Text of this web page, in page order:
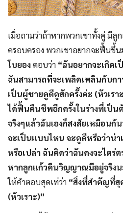
เมื่อถามว่าถ้าหากพวกเขาทั้งคู่ มี
ครอบครอง พวกเขาอยากจะฟื้นขึ้
โบยองตอบว่า “ฉันอยากจะเกิด
ฉันสามารถที่จะเพลิดเพลินกับก
เป็นผู้ชายดูดีดูสักครั้งค่ะ (หัวเรา
ได้ฟื้นคืนชีพอีกครั้งในร่างที่เป็
จริงๆแล้วฉันเองก็สงสัยเหมือน
จะเป็นแบบไหน จะดูดีหรือว่าน่
หรือเปล่า ฉันคิดว่าฉันคงจะไตร่ต
หากลูกแก้วคืนวิญญาณมีอยู่จริงน
ให้คำตอบสุดเท่ว่า “สิ่งที่สำคัญที่สุ
(หัวเราะ)”